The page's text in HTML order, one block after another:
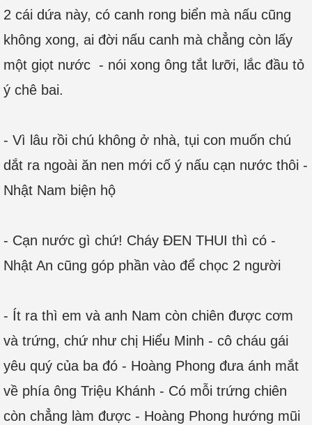
2 cái dứa này, có canh rong biển mà nấu cũng
không xong, ai đời nấu canh mà chẳng còn lấy
một giọt nước - nói xong ông tắt lưỡi, lắc đầu tỏ
ý chê bai.
- Vì lâu rồi chú không ở nhà, tụi con muốn chú
dắt ra ngoài ăn nen mới cố ý nấu cạn nước thôi -
Nhật Nam biện hộ
- Cạn nước gì chứ! Cháy ĐEN THUI thì có -
Nhật An cũng góp phần vào để chọc 2 người
- Ít ra thì em và anh Nam còn chiên được cơm
và trứng, chứ như chị Hiểu Minh - cô cháu gái
yêu quý của ba đó - Hoàng Phong đưa ánh mắt
về phía ông Triệu Khánh - Có mỗi trứng chiên
còn chẳng làm được - Hoàng Phong hướng mũi